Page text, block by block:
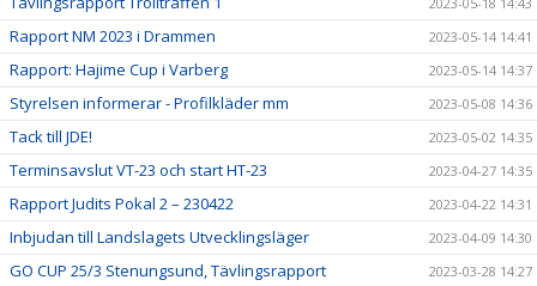
Rapport NM 2023 i Drammen 2023-05-14 14:41
Rapport: Hajime Cup i Varberg 2023-05-14 14:37
Styrelsen informerar - Profilkläder mm 2023-05-08 14:36
Tack till JDE! 2023-05-02 14:35
Terminsavslut VT-23 och start HT-23 2023-04-27 14:35
Rapport Judits Pokal 2 – 230422 2023-04-22 14:31
Inbjudan till Landslagets Utvecklingsläger 2023-04-09 14:30
GO CUP 25/3 Stenungsund, Tävlingsrapport 2023-03-28 14:27